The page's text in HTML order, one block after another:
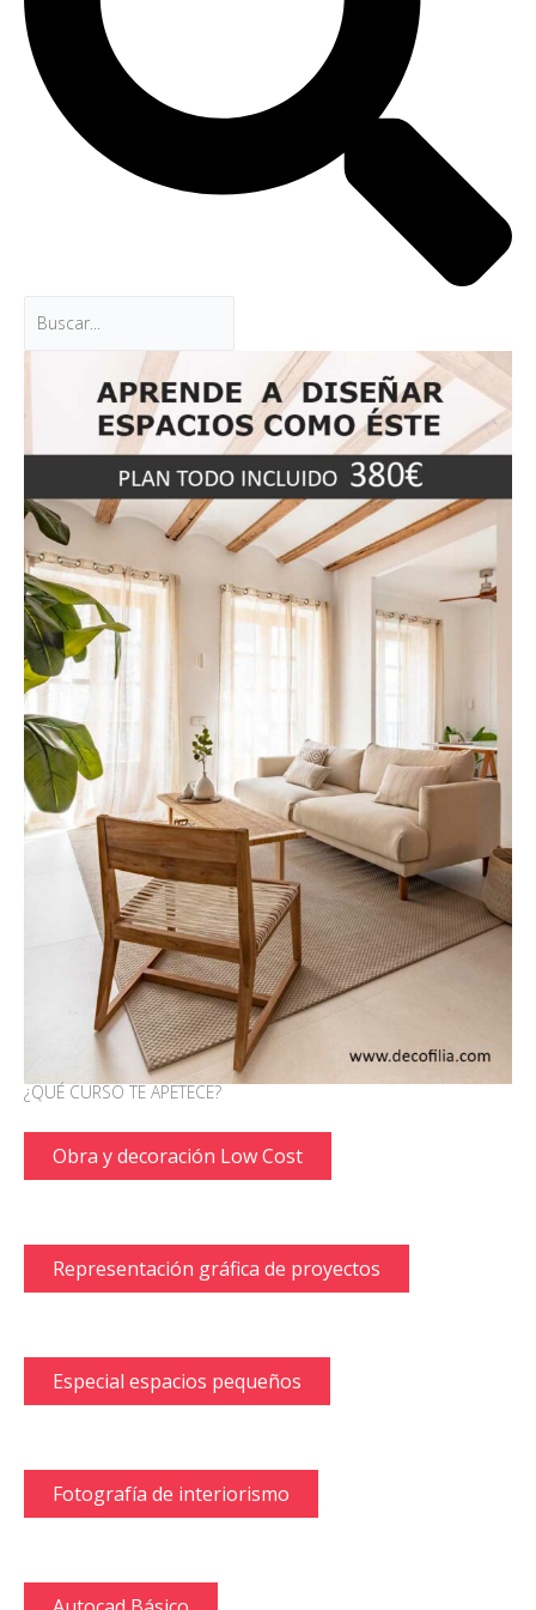
¿QUÉ CURSO TE APETECE?
Obra y decoración Low Cost
Representación gráfica de proyectos
Especial espacios pequeños
Fotografía de interiorismo